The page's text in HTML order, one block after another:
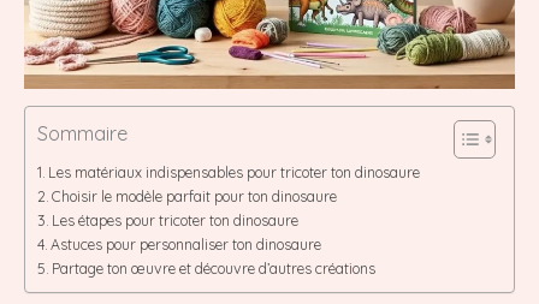
Sommaire
Les matériaux indispensables pour tricoter ton dinosaure
Choisir le modèle parfait pour ton dinosaure
Les étapes pour tricoter ton dinosaure
Astuces pour personnaliser ton dinosaure
Partage ton œuvre et découvre d’autres créations